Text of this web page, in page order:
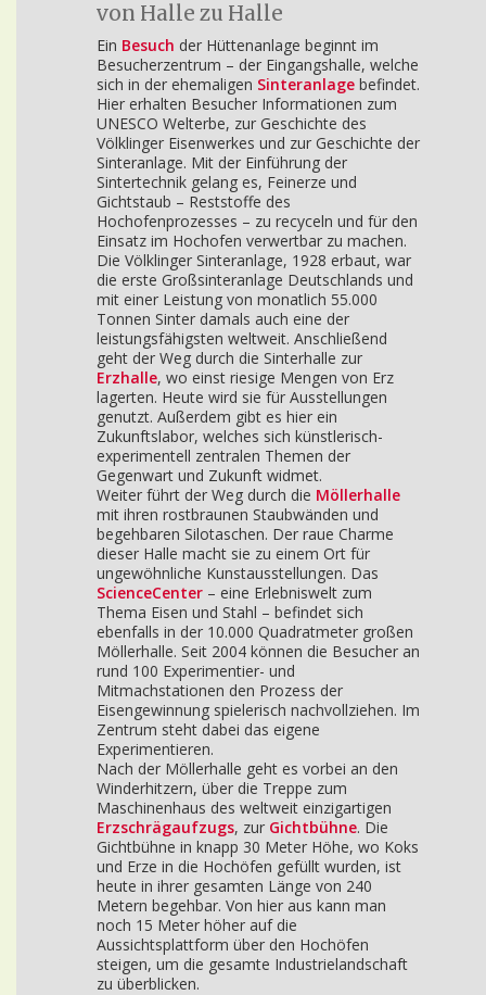
von Halle zu Halle
Ein Besuch der Hüttenanlage beginnt im
Besucherzentrum – der Eingangshalle, welche
sich in der ehemaligen Sinteranlage befindet.
Hier erhalten Besucher Informationen zum
UNESCO Welterbe, zur Geschichte des
Völklinger Eisenwerkes und zur Geschichte der
Sinteranlage. Mit der Einführung der
Sintertechnik gelang es, Feinerze und
Gichtstaub – Reststoffe des
Hochofenprozesses – zu recyceln und für den
Einsatz im Hochofen verwertbar zu machen.
Die Völklinger Sinteranlage, 1928 erbaut, war
die erste Großsinteranlage Deutschlands und
mit einer Leistung von monatlich 55.000
Tonnen Sinter damals auch eine der
leistungsfähigsten weltweit. Anschließend
geht der Weg durch die Sinterhalle zur
Erzhalle, wo einst riesige Mengen von Erz
lagerten. Heute wird sie für Ausstellungen
genutzt. Außerdem gibt es hier ein
Zukunftslabor, welches sich künstlerisch-
experimentell zentralen Themen der
Gegenwart und Zukunft widmet.
Weiter führt der Weg durch die Möllerhalle
mit ihren rostbraunen Staubwänden und
begehbaren Silotaschen. Der raue Charme
dieser Halle macht sie zu einem Ort für
ungewöhnliche Kunstausstellungen. Das
ScienceCenter – eine Erlebniswelt zum
Thema Eisen und Stahl – befindet sich
ebenfalls in der 10.000 Quadratmeter großen
Möllerhalle. Seit 2004 können die Besucher an
rund 100 Experimentier- und
Mitmachstationen den Prozess der
Eisengewinnung spielerisch nachvollziehen. Im
Zentrum steht dabei das eigene
Experimentieren.
Nach der Möllerhalle geht es vorbei an den
Winderhitzern, über die Treppe zum
Maschinenhaus des weltweit einzigartigen
Erzschrägaufzugs, zur Gichtbühne. Die
Gichtbühne in knapp 30 Meter Höhe, wo Koks
und Erze in die Hochöfen gefüllt wurden, ist
heute in ihrer gesamten Länge von 240
Metern begehbar. Von hier aus kann man
noch 15 Meter höher auf die
Aussichtsplattform über den Hochöfen
steigen, um die gesamte Industrielandschaft
zu überblicken.